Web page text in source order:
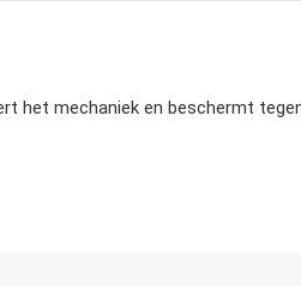
het mechaniek en beschermt